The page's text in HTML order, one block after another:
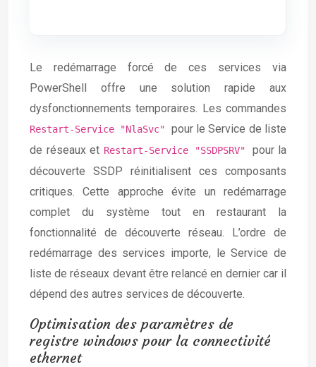
Le redémarrage forcé de ces services via
PowerShell offre une solution rapide aux
dysfonctionnements temporaires. Les commandes
Restart-Service "NlaSvc" pour le Service de liste
de réseaux et Restart-Service "SSDPSRV" pour la
découverte SSDP réinitialisent ces composants
critiques. Cette approche évite un redémarrage
complet du système tout en restaurant la
fonctionnalité de découverte réseau. L’ordre de
redémarrage des services importe, le Service de
liste de réseaux devant être relancé en dernier car il
dépend des autres services de découverte.
Optimisation des paramètres de
registre windows pour la connectivité
ethernet